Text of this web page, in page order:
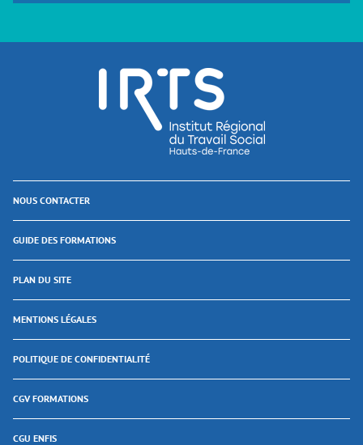
NOUS CONTACTER
GUIDE DES FORMATIONS
PLAN DU SITE
MENTIONS LÉGALES
POLITIQUE DE CONFIDENTIALITÉ
CGV FORMATIONS
CGU ENFIS